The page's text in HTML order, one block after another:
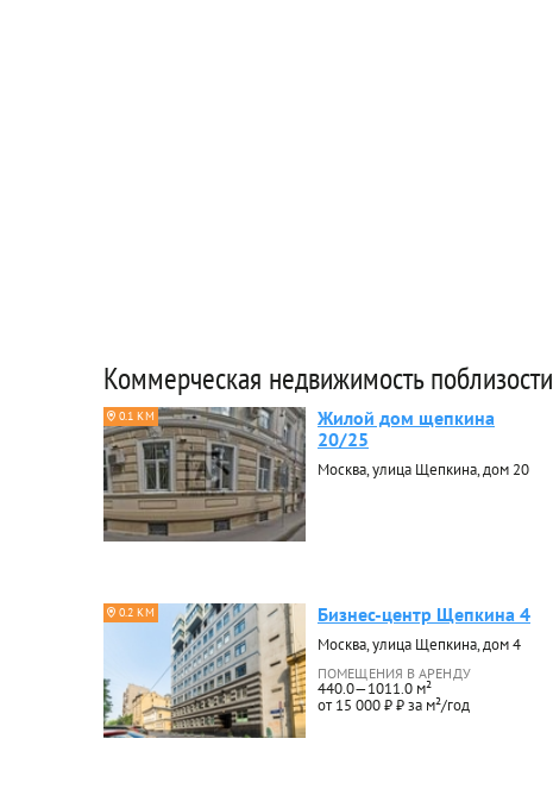
Коммерческая недвижимость поблизости
0.1 КМ
Жилой дом щепкина
20/25
Москва, улица Щепкина, дом 20
0.2 КМ Бизнес-центр Щепкина 4
Москва, улица Щепкина, дом 4
ПОМЕЩЕНИЯ В АРЕНДУ
440.0—1011.0 м²
от 15 000 ₽ ₽ за м²/год